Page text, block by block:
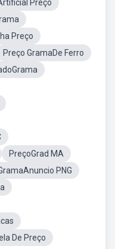
Preço
Preço
Preço GramaDe Ferro
PreçoGrad MA
PNG
De Preço